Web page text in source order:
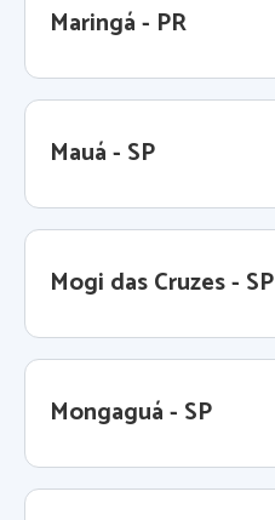
Maringá - PR
Mauá - SP
Mogi das Cruzes - SP
Mongaguá - SP